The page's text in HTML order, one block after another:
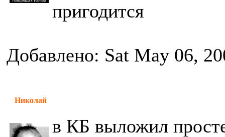
пригодится
Добавлено: Sat May 06,
Николай
в КБ выложил